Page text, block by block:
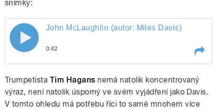
pause
snímky:
John McLaughlin (autor: Miles Davis)
John McLaughlin (autor: Miles Davis)
0:42
Trumpetista Tim Hagans nemá natolik koncentrovaný
výraz, není natolik úsporný ve svém vyjádření jako Davis.
V tomto ohledu má potřebu říci to samé mnohem více